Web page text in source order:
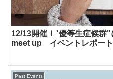
12/13開催！"優等生症候群
meet up イベントレポート
Past Events